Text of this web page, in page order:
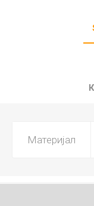
Материјал